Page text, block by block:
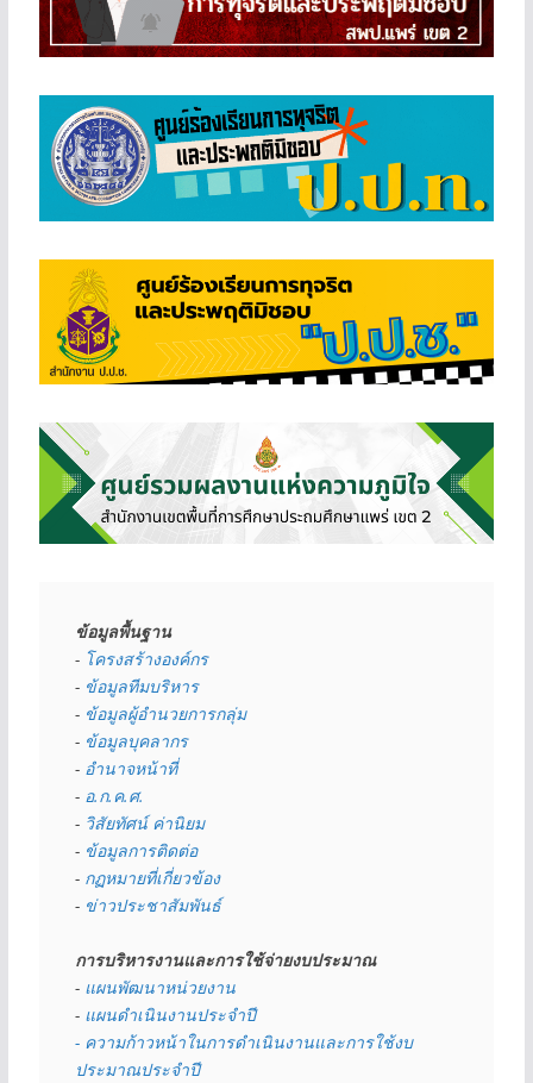
ข้อมูลพื้นฐาน
- โครงสร้างองค์กร
- ข้อมูลทีมบริหาร
- ข้อมูลผู้อำนวยการกลุ่ม
- ข้อมูลบุคลากร
- อำนาจหน้าที่
- อ.ก.ค.ศ.
- วิสัยทัศน์ ค่านิยม
- ข้อมูลการติดต่อ
- กฏหมายที่เกี่ยวข้อง
- ข่าวประชาสัมพันธ์
การบริหารงานและการใช้จ่ายงบประมาณ
- แผนพัฒนาหน่วยงาน
- แผนดำเนินงานประจำปี
- ความก้าวหน้าในการดำเนินงานและการใช้งบ
ประมาณประจำปี